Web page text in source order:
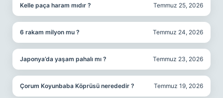
Kelle paça haram mıdır ? Temmuz 25, 2026
6 rakam milyon mu ? Temmuz 24, 2026
Japonya’da yaşam pahalı mı ? Temmuz 23, 2026
Çorum Koyunbaba Köprüsü nerededir ? Temmuz 19, 2026